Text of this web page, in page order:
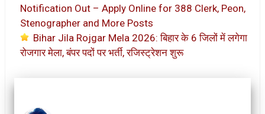
Notification Out – Apply Online for 388 Clerk, Peon,
Stenographer and More Posts
Bihar Jila Rojgar Mela 2026: बिहार के 6 जिलों में लगेगा
रोजगार मेला, बंपर पदों पर भर्ती, रजिस्ट्रेशन शुरू